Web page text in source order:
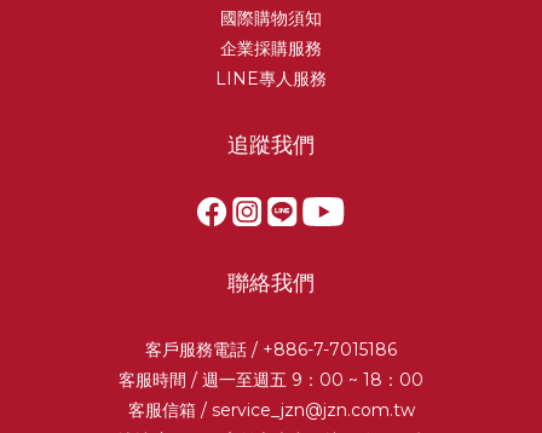
國際購物須知
企業採購服務
LINE專人服務
追蹤我們
聯絡我們
客戶服務電話 / +886-7-7015186
客服時間 / 週一至週五 9：00 ~ 18：00
客服信箱 / service_jzn@jzn.com.tw